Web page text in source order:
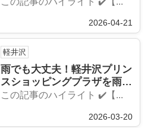
2026-04-21
軽井沢
雨でも大丈夫！軽井沢プリン
スショッピングプラザを雨の
日に最大活用するガイド
この記事のハイライト ✔️【...
2026-03-20